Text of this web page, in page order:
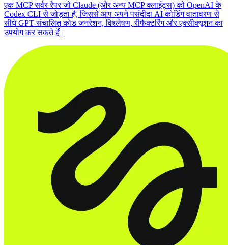
एक MCP सर्वर रैपर जो Claude (और अन्य MCP क्लाइंट्स) को OpenAI के
Codex CLI से जोड़ता है, जिससे आप अपने पसंदीदा AI कोडिंग वातावरण से
सीधे GPT-संचालित कोड जनरेशन, विश्लेषण, रीफैक्टरिंग और एक्सीक्यूशन का
उपयोग कर सकते हैं।